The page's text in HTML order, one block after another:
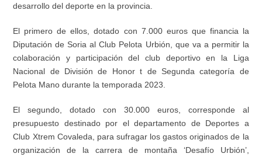
desarrollo del deporte en la provincia.
El primero de ellos, dotado con 7.000 euros que financia la
Diputación de Soria al Club Pelota Urbión, que va a permitir la
colaboración y participación del club deportivo en la Liga
Nacional de División de Honor t de Segunda categoría de
Pelota Mano durante la temporada 2023.
El segundo, dotado con 30.000 euros, corresponde al
presupuesto destinado por el departamento de Deportes a
Club Xtrem Covaleda, para sufragar los gastos originados de la
organización de la carrera de montaña ‘Desafío Urbión’,